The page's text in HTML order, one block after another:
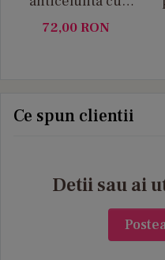
extract de ARDEI
72,00 RON
Ce spun clientii
Detii sau ai